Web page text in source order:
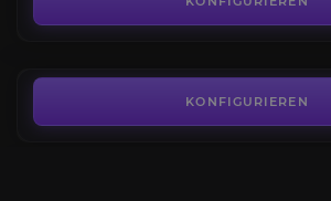
KONFIGURIEREN
Die Himmlischen Erhabenen